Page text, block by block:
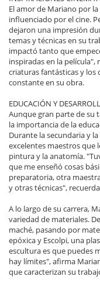
El amor de Mariano por
influenciado por el cine.
dejaron una impresión
temas y técnicas en su
impactó tanto que
inspiradas en la película",
criaturas fantásticas y
constante en su obra.
EDUCACIÓN Y
Aunque gran parte de su
la importancia de la
Durante la secundaria y
excelentes maestros que
pintura y la anatomía.
que me enseñó cosas
preparatoria, otra
y otras técnicas",
A lo largo de su carrera,
variedad de materiales.
maché, pasando por
epóxica y Escolpi, una
escultura es que puedes
hay límites", afirma
que caracterizan su